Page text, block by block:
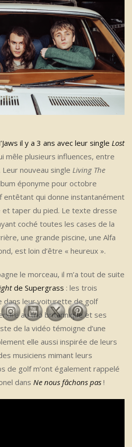
il y a 3 ans avec leur single Lost
mêle plusieurs influences, entre
nouveau single Living The
éponyme pour octobre
entêtant qui donne instantanément
taper du pied. Le texte dresse
coché toutes les cases de la
une grande piscine, une Alfa
est loin d’être « heureux ».
le morceau, il m’a tout de suite
de Supergrass : les trois
dans leur voiturette de golf
au trio britannique et ses
de la vidéo témoigne d’une
elle aussi inspirée de leurs
musiciens mimant leurs
de golf m’ont également rappelé
dans Ne nous fâchons pas !